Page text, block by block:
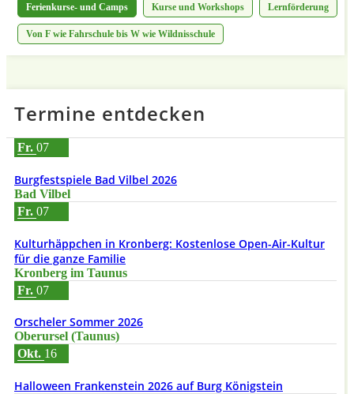
Ferienkurse- und Camps Kurse und Workshops Lernförderung
Von F wie Fahrschule bis W wie Wildnisschule
Termine entdecken
Fr. 07
Burgfestspiele Bad Vilbel 2026
Bad Vilbel
Fr. 07
Kulturhäppchen in Kronberg: Kostenlose Open-Air-Kultur
für die ganze Familie
Kronberg im Taunus
Fr. 07
Orscheler Sommer 2026
Oberursel (Taunus)
Okt. 16
Halloween Frankenstein 2026 auf Burg Königstein